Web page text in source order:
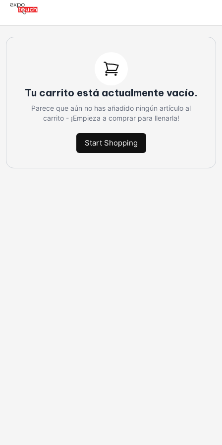
Tu carrito está actualmente vacío.
Parece que aún no has añadido ningún artículo al
carrito - ¡Empieza a comprar para llenarla!
Start Shopping